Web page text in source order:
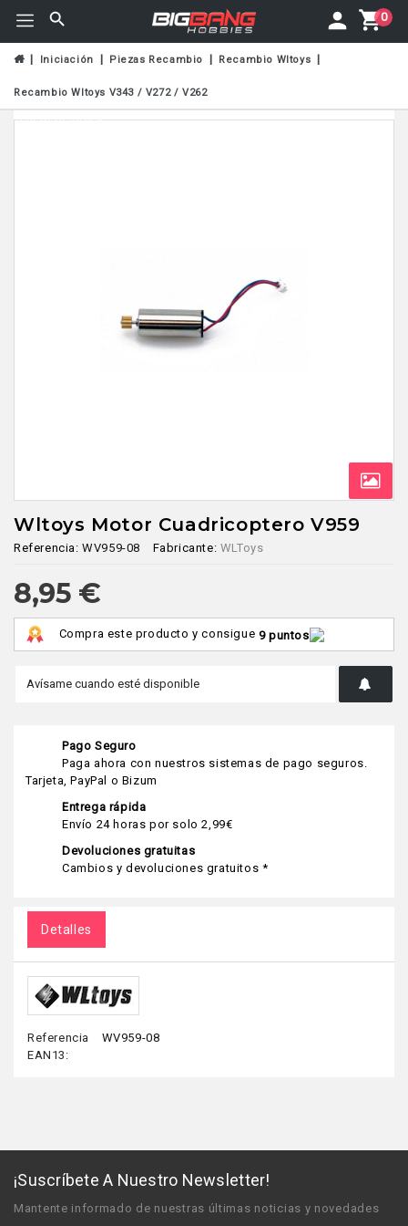
0
Iniciación Piezas Recambio Recambio Wltoys
Recambio Wltoys V343 / V272 / V262
Fuera De Stock
Wltoys Motor Cuadricoptero V959
Referencia: WV959-08 Fabricante: WLToys
8,95 €
Compra este producto y consigue 9 puntos
Pago Seguro
Paga ahora con nuestros sistemas de pago seguros.
Tarjeta, PayPal o Bizum
Entrega rápida
Envío 24 horas por solo 2,99€
Devoluciones gratuitas
Cambios y devoluciones gratuitos *
Detalles
Referencia
WV959-08
EAN13:
¡Suscríbete A Nuestro Newsletter!
Mantente informado de nuestras últimas noticias y novedades